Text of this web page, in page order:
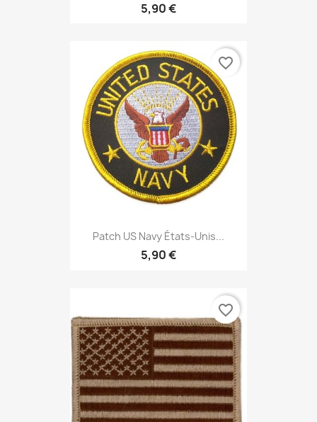
5,90 €
Patch US Navy États-Unis...
5,90 €
favorite_border
favorite_border